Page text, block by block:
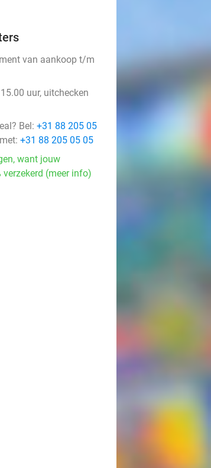
van aankoop t/m
uur, uitchecken
Bel: +31 88 205 05
+31 88 205 05 05
want jouw
(meer info)